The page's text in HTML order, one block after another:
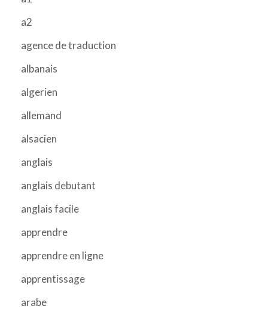
a2
agence de traduction
albanais
algerien
allemand
alsacien
anglais
anglais debutant
anglais facile
apprendre
apprendre en ligne
apprentissage
arabe